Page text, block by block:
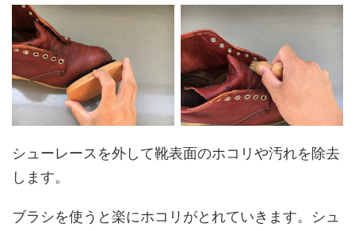
シューレースを外して靴表面のホコリや汚れを除去
します。
ブラシを使うと楽にホコリがとれていきます。シュ